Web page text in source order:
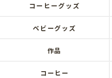
コーヒーグッズ
ベビーグッズ
作品
コーヒー